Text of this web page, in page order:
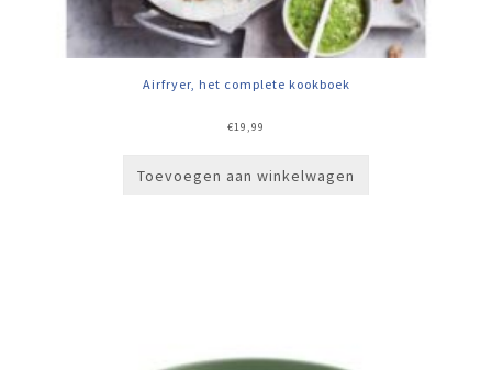
Airfryer, het complete kookboek
€19,99
Toevoegen aan winkelwagen